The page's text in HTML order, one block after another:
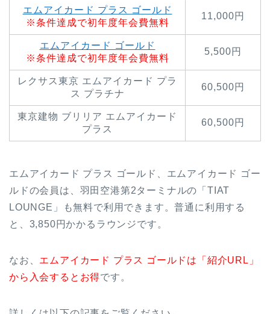
エムアイカード プラス ゴールド
※条件達成で初年度年会費無料
11,000円
エムアイカード ゴールド
※条件達成で初年度年会費無料
5,500円
レクサス東京 エムアイカード プラ
ス プラチナ
60,500円
東京建物 ブリリア エムアイカード
プラス
60,500円
エムアイカード プラス ゴールド、エムアイカード ゴー
ルドの会員は、羽田空港第2ターミナルの「TIAT
LOUNGE」も無料で利用できます。普通に利用する
と、3,850円かかるラウンジです。
なお、 エムアイカード プラス ゴールドは「紹介URL」
から入会するとお得です。